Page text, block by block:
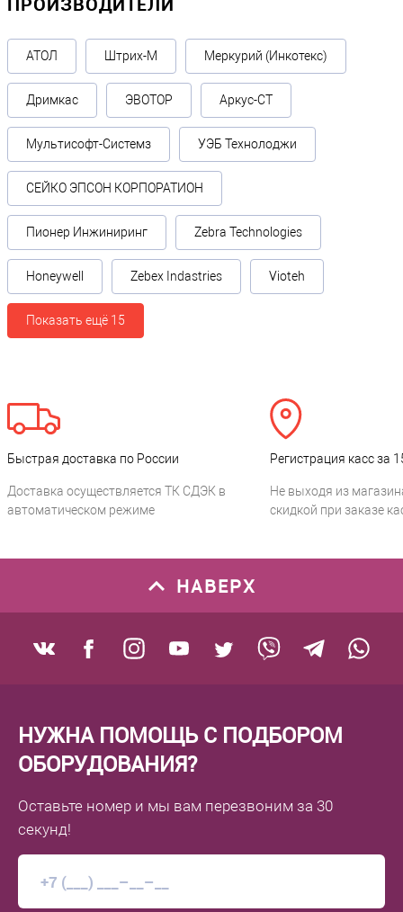
АТОЛ Штрих-М Меркурий (Инкотекс)
Дримкас ЭВОТОР Аркус-СТ
Мультисофт-Системз УЭБ Технолоджи
СЕЙКО ЭПСОН КОРПОРАТИОН
Пионер Инжиниринг Zebra Technologies
Honeywell Zebex Indastries Vioteh
Показать ещё 15
Быстрая доставка по России
Доставка осуществляется ТК СДЭК в
автоматическом режиме
Регистрация касс за
Не выходя из
скидкой при заказе
НАВЕРХ
НУЖНА ПОМОЩЬ С ПОДБОРОМ
ОБОРУДОВАНИЯ?
Оставьте номер и мы вам перезвоним за 30
секунд!